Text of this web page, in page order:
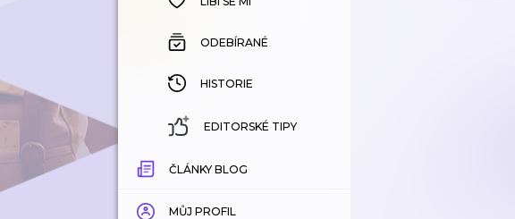
ODEBÍRANÉ
HISTORIE
EDITORSKÉ TIPY
ČLÁNKY BLOG
MŮJ PROFIL